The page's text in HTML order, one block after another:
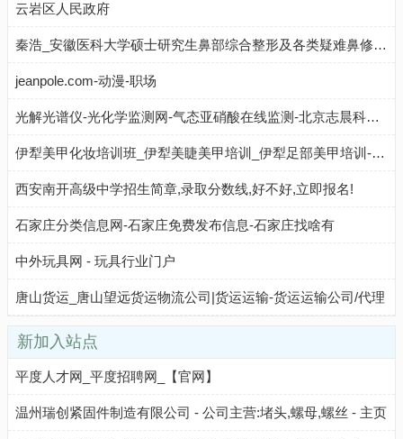
云岩区人民政府
秦浩_安徽医科大学硕士研究生鼻部综合整形及各类疑难鼻修复面部隐痕年轻化人中缩短幼态脸专家
jeanpole.com-动漫-职场
光解光谱仪-光化学监测网-气态亚硝酸在线监测-北京志晨科技有限公司
伊犁美甲化妆培训班_伊犁美睫美甲培训_伊犁足部美甲培训-伊犁美甲培训学校机构
西安南开高级中学招生简章,录取分数线,好不好,立即报名!
石家庄分类信息网-石家庄免费发布信息-石家庄找啥有
中外玩具网 - 玩具行业门户
唐山货运_唐山望远货运物流公司|货运运输-货运运输公司/代理
新加入站点
平度人才网_平度招聘网_【官网】
温州瑞创紧固件制造有限公司 - 公司主营:堵头,螺母,螺丝 - 主页